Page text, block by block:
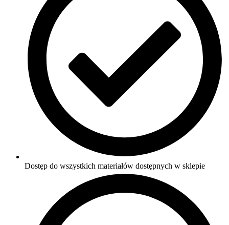
Dostęp do wszystkich materiałów dostępnych w sklepie